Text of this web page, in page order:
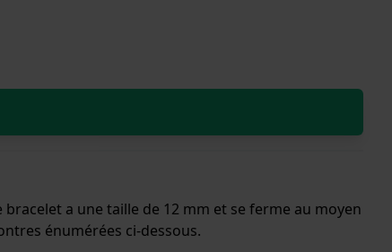
a une taille de 12 mm et se ferme au moyen
énumérées ci-dessous.